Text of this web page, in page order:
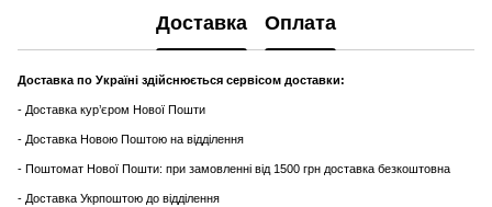
Доставка Оплата
Доставка по Україні здійснюється сервісом доставки:
- Доставка кур’єром Нової Пошти
- Доставка Новою Поштою на відділення
- Поштомат Нової Пошти: при замовленні від 1500 грн доставка безкоштовна
- Доставка Укрпоштою до відділення